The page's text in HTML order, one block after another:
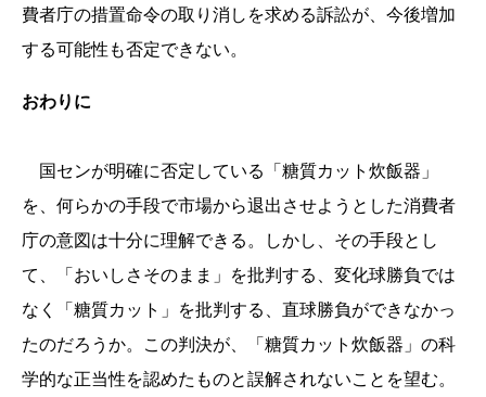
費者庁の措置命令の取り消しを求める訴訟が、今後増加
する可能性も否定できない。
おわりに
国センが明確に否定している「糖質カット炊飯器」
を、何らかの手段で市場から退出させようとした消費者
庁の意図は十分に理解できる。しかし、その手段とし
て、「おいしさそのまま」を批判する、変化球勝負では
なく「糖質カット」を批判する、直球勝負ができなかっ
たのだろうか。この判決が、「糖質カット炊飯器」の科
学的な正当性を認めたものと誤解されないことを望む。